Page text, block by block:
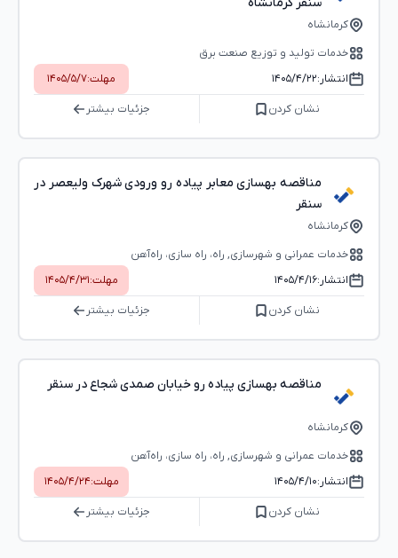
کرمانشاه
خدمات تولید و توزیع صنعت برق
انتشار:۱۴۰۵/۴/۲۲ مهلت:۱۴۰۵/۵/۷
نشان کردن جزئیات بیشتر
مناقصه بهسازی معابر پیاده رو ورودی شهرک ولیعصر در
سنقر
کرمانشاه
خدمات عمرانی و شهرسازی, راه، راه‌ سازی، راه‌آهن
انتشار:۱۴۰۵/۴/۱۶ مهلت:۱۴۰۵/۴/۳۱
نشان کردن جزئیات بیشتر
مناقصه بهسازی پیاده رو خیابان صمدی شجاع در سنقر
کرمانشاه
خدمات عمرانی و شهرسازی, راه، راه‌ سازی، راه‌آهن
انتشار:۱۴۰۵/۴/۱۰ مهلت:۱۴۰۵/۴/۲۴
نشان کردن جزئیات بیشتر